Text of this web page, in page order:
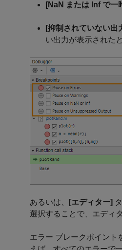
[NaN または Inf で一
[抑制されていない出
い出力が表示された
あるいは、 [エディター]
選択することで、エディ
エラー ブレークポイント